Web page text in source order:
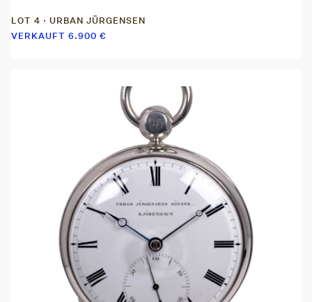
LOT 4 · URBAN JÜRGENSEN
VERKAUFT 6.900 €